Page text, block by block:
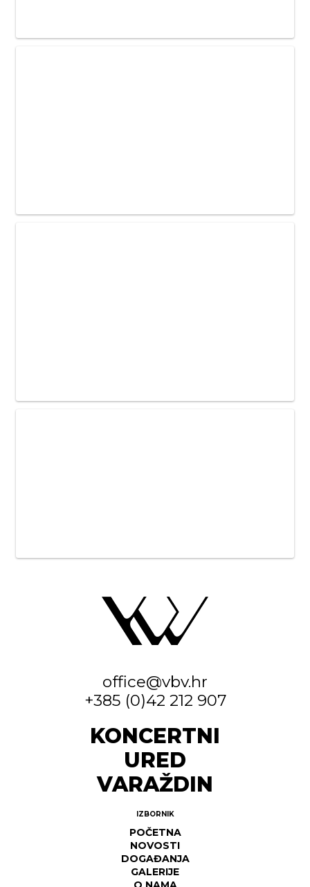
office@vbv.hr
+385 (0)42 212 907
KONCERTNI
URED
VARAŽDIN
IZBORNIK
POČETNA
NOVOSTI
DOGAĐANJA
GALERIJE